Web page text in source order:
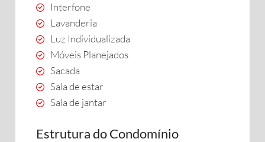
Interfone
Lavanderia
Luz Individualizada
Móveis Planejados
Sacada
Sala de estar
Sala de jantar
Estrutura do Condomínio